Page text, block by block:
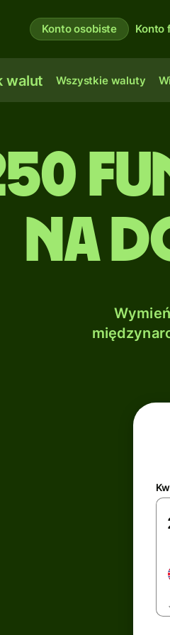
Konto osobiste Konto
walut Wszystkie waluty
na